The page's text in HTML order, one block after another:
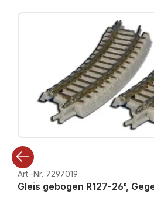
Produktgalerie überspringen
Art.-Nr. 7297019
Gleis gebogen R127-26°,